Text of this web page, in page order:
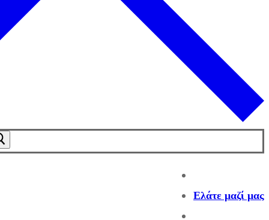
Ελάτε μαζί μας